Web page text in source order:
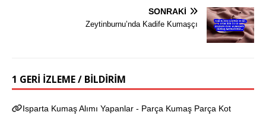
SONRAKI
Zeytinburnu’nda Kadife Kumaşçı
1 GERI IZLEME / BILDIRIM
Isparta Kumaş Alımı Yapanlar - Parça Kumaş Parça Kot